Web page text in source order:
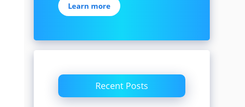
Learn more
Recent Posts